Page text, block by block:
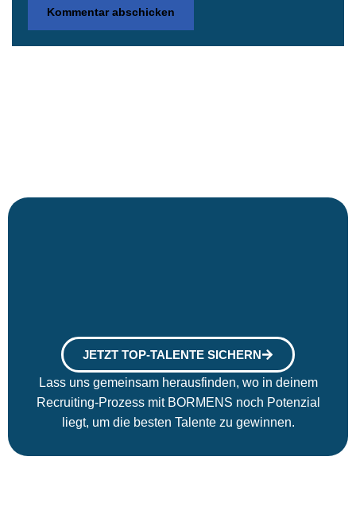
JETZT TOP-TALENTE SICHERN
Lass uns gemeinsam herausfinden, wo in deinem
Recruiting-Prozess mit BORMENS noch Potenzial
liegt, um die besten Talente zu gewinnen.